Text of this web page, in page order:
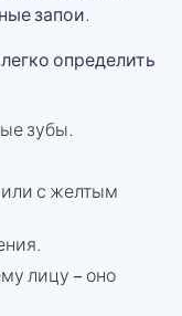
запои.
определить
зубы.
с желтым
лицу – оно